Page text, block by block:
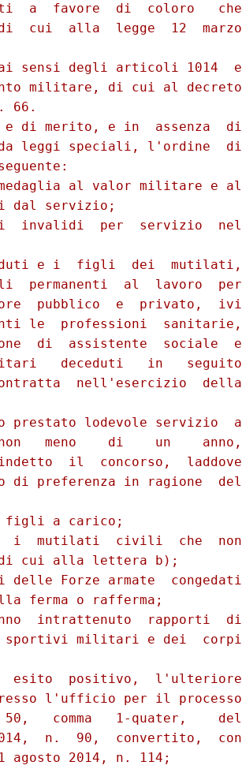
a  favore  di  coloro   che
cui  alla  legge  12  marzo
sensi degli articoli 1014  e
militare, di cui al decreto
66.
di merito, e in  assenza  di
leggi speciali, l'ordine  di
al valor militare e al
dal servizio;
invalidi  per  servizio  nel
e i  figli  dei  mutilati,
permanenti  al  lavoro  per
pubblico  e  privato,  ivi
le  professioni  sanitarie,
di  assistente  sociale  e
deceduti   in   seguito
nell'esercizio  della
prestato lodevole servizio  a
meno    di    un    anno,
il  concorso,  laddove
di preferenza in ragione  del
figli a carico;
i  mutilati  civili  che  non
cui alla lettera b);
delle Forze armate  congedati
ferma o rafferma;
intrattenuto  rapporti  di
militari e dei  corpi
esito  positivo,  l'ulteriore
l'ufficio per il processo
comma   1-quater,    del
n.  90,  convertito,  con
agosto 2014, n. 114;